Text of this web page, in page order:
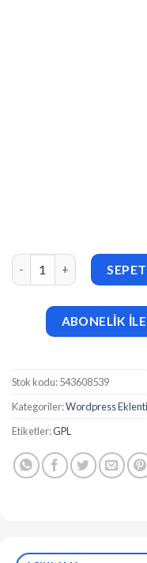
MultiLive v1.1.1.2
ABONELİK
Stok kodu:543608539
Kategoriler:Wordpress
Etiketler:GPL